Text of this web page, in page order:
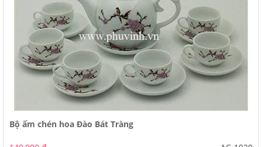
Bộ ấm chén hoa Đào Bát Tràng